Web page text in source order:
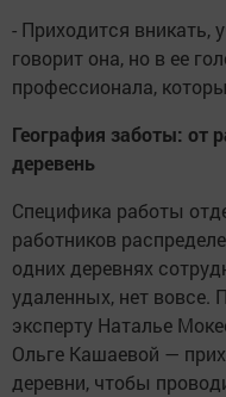
- Приходится вникать,
говорит она, но в ее
профессионала,
География заботы: от
деревень
Специфика работы
работников
одних деревнях
удаленных, нет вовсе.
эксперту Наталье
Ольге Кашаевой —
деревни, чтобы